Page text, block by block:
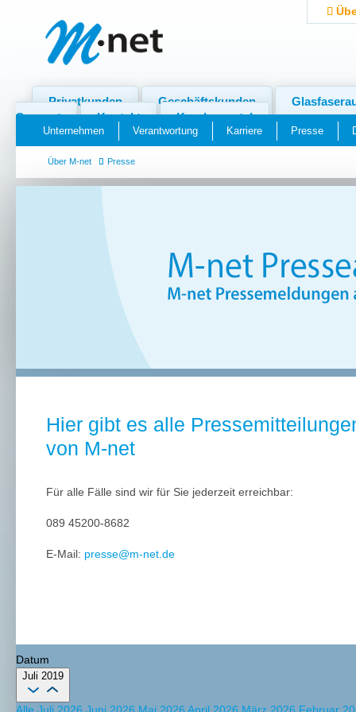
Privatkunden Geschäftskunden
Unternehmen Verantwortung Karriere Presse
Support Kontakt Kundenportal
Über M-net Presse
Hier gibt es alle
von M-net
Für alle Fälle sind wir für Sie jederzeit erreichbar:
089 45200-8682
E-Mail: presse@m-net.de
Datum
Juli 2019